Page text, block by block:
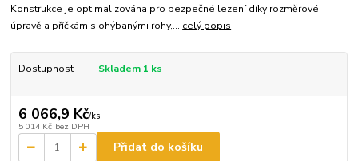
Konstrukce je optimalizována pro bezpečné lezení díky rozměrové
úpravě a příčkám s ohýbanými rohy,... celý popis
Dostupnost Skladem 1 ks
6 066,9 Kč/ks
5 014 Kč bez DPH
Přidat do košíku